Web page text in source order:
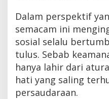
Dalam perspektif
semacam ini
sosial selalu
tulus. Sebab
hanya lahir dari
hati yang saling
persaudaraan.